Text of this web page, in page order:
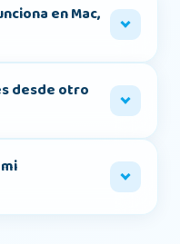
en Mac,
desde otro